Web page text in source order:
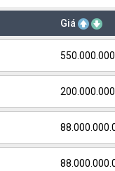
Giá